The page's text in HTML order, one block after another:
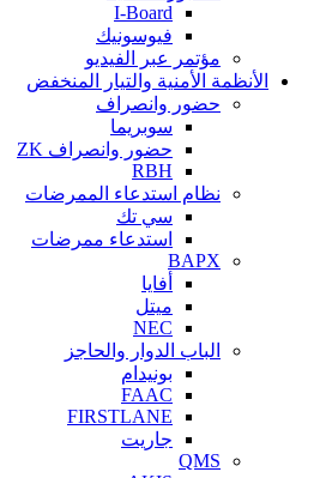
I-Board
فيوسونيك
مؤتمر عبر الفيديو
الأنظمة الأمنية والتيار المنخفض
حضور وانصراف
سوبريما
حضور وانصراف ZK
RBH
نظام استدعاء الممرضات
سي تك
استدعاء ممرضات
BAPX
أفايا
ميتل
NEC
الباب الدوار والحاجز
بونيدام
FAAC
FIRSTLANE
جاريت
QMS